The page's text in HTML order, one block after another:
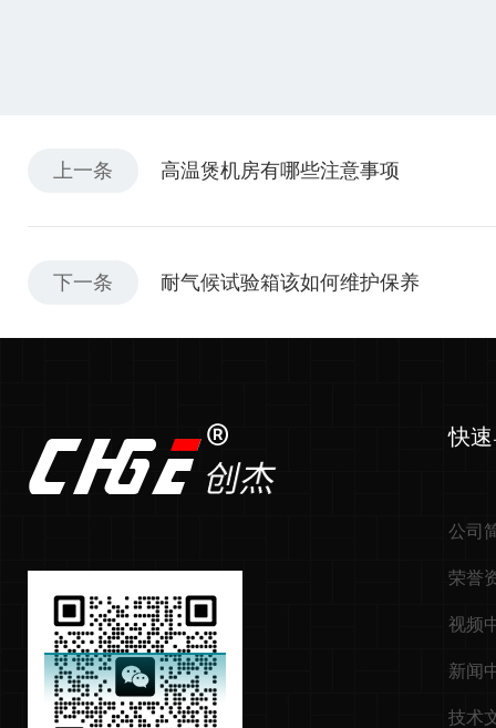
上一条 高温煲机房有哪些注意事项
下一条 耐气候试验箱该如何维护保养
快
公司
荣誉
视频
新闻
技术